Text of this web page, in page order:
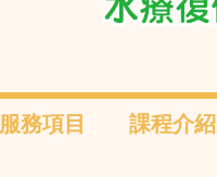
服務項目 課程介紹